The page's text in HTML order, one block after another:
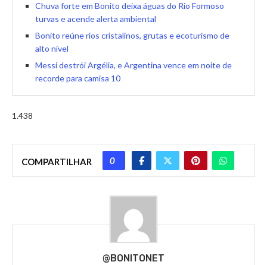
Chuva forte em Bonito deixa águas do Rio Formoso
turvas e acende alerta ambiental
Bonito reúne rios cristalinos, grutas e ecoturismo de
alto nível
Messi destrói Argélia, e Argentina vence em noite de
recorde para camisa 10
1.438
COMPARTILHAR 0
@BONITONET